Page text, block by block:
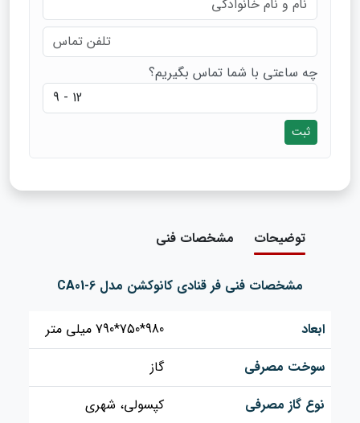
چه ساعتی با شما تماس بگیریم؟
ثبت
توضیحات مشخصات فنی
مشخصات فنی فر قنادی کانوکشن مدل CA01-6
ابعاد
980*750*790 میلی متر
سوخت مصرفی
گاز
نوع گاز مصرفی
کپسولی، شهری